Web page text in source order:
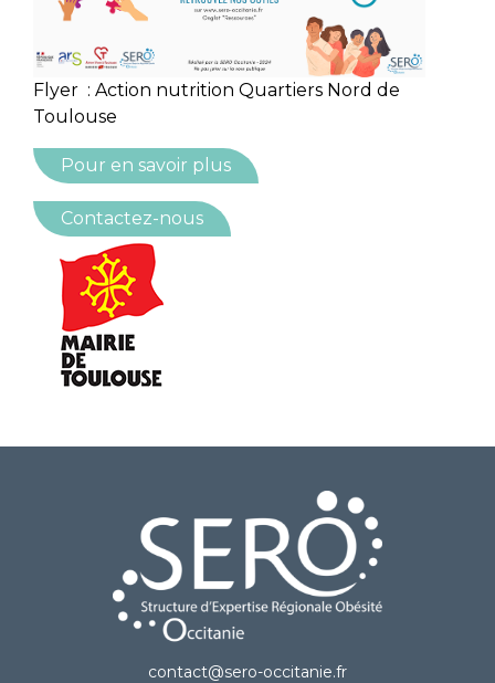
Flyer : Action nutrition Quartiers Nord de
Toulouse
Pour en savoir plus
Contactez-nous
contact@sero-occitanie.fr